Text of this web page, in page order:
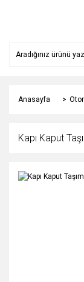
Anasayfa
Kapı Kaput